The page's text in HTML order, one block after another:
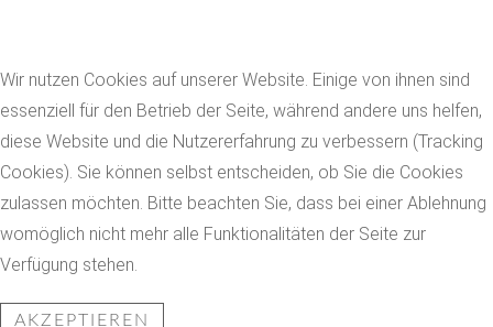
Wir nutzen Cookies auf unserer Website. Einige von ihnen sind
essenziell für den Betrieb der Seite, während andere uns helfen,
diese Website und die Nutzererfahrung zu verbessern (Tracking
Cookies). Sie können selbst entscheiden, ob Sie die Cookies
zulassen möchten. Bitte beachten Sie, dass bei einer Ablehnung
womöglich nicht mehr alle Funktionalitäten der Seite zur
Verfügung stehen.
AKZEPTIEREN